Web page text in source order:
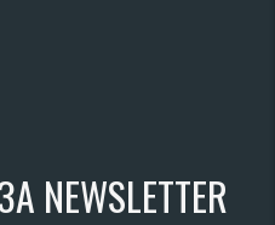
NEWSLETTER